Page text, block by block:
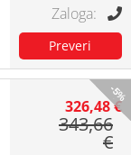
-5%
326,48 €
343,66
€